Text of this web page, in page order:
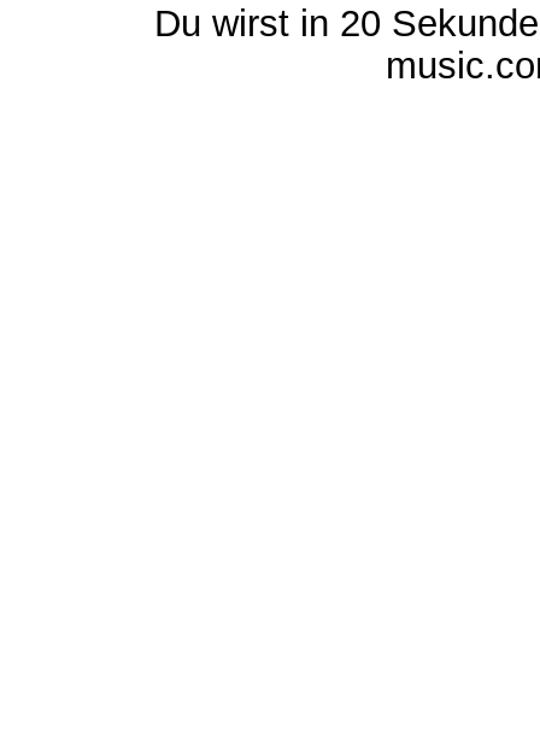
Du wirst in 20